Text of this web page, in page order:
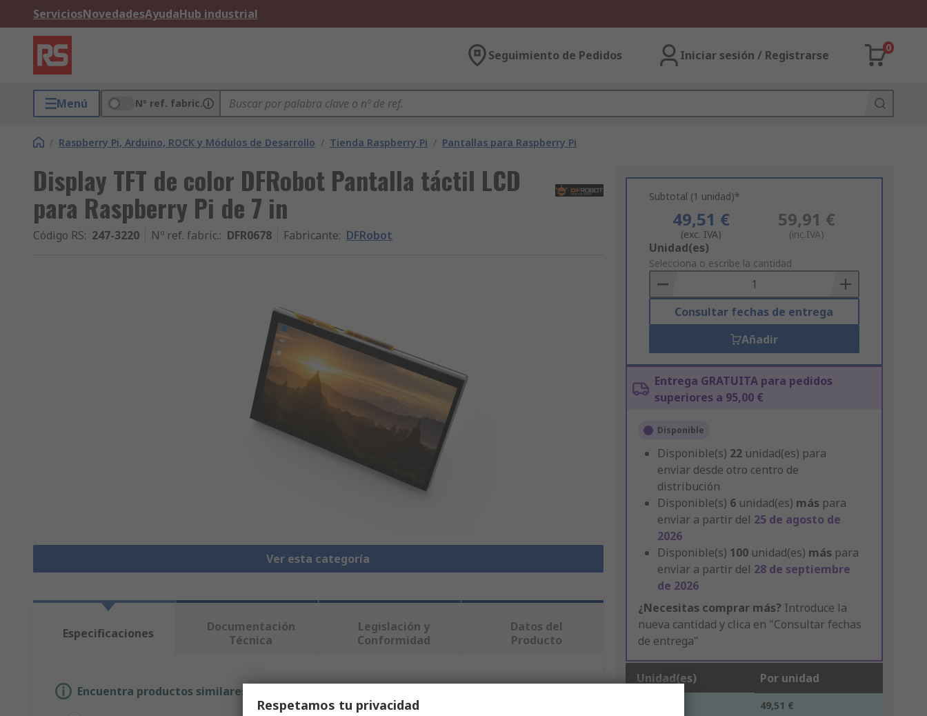
ServiciosNovedadesAyudaHub industrial
Seguimiento de Pedidos Iniciar sesión / Registrarse
0
Menú Nº ref. fabric.
/ Raspberry Pi, Arduino, ROCK y Módulos de Desarrollo / Tienda Raspberry Pi / Pantallas para Raspberry Pi
Display TFT de color DFRobot Pantalla táctil LCD
para Raspberry Pi de 7 in
Código RS: 247-3220 Nº ref. fabric.: DFR0678 Fabricante: DFRobot
Ver esta categoría
Subtotal (1 unidad)*
49,51 €
(exc. IVA)
59,91 €
(inc.IVA)
Add
to
Basket
Unidad(es)
Selecciona o escribe la cantidad
Consultar fechas de entrega
Añadir
Entrega GRATUITA para pedidos
superiores a 95,00 €
Disponible
Disponible(s) 22 unidad(es) para
enviar desde otro centro de
distribución
Disponible(s) 6 unidad(es) más para
enviar a partir del 25 de agosto de
2026
Disponible(s) 100 unidad(es) más para
enviar a partir del 28 de septiembre
de 2026
¿Necesitas comprar más? Introduce la
nueva cantidad y clica en "Consultar fechas
de entrega"
Unidad(es) Por unidad
49,51 €
Especificaciones
Documentación
Técnica
Legislación y
Conformidad
Datos del
Producto
Encuentra productos similares seleccionando uno o varios atributos.
Respetamos tu privacidad